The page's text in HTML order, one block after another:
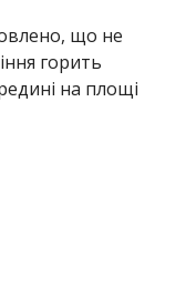
що не
горить
на площі